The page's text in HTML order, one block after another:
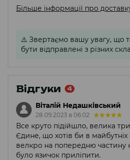
Більше інформації про
⚠️ Звертаємо вашу увагу, що
бути відправлені з різних
Відгуки 4
Віталій Недашківський
28.09.2023 в 06:02
Все круто підійшло, велика
Єдине, що хотів би в майбутніх
велкро на попередню частину
було язичок приліпити.